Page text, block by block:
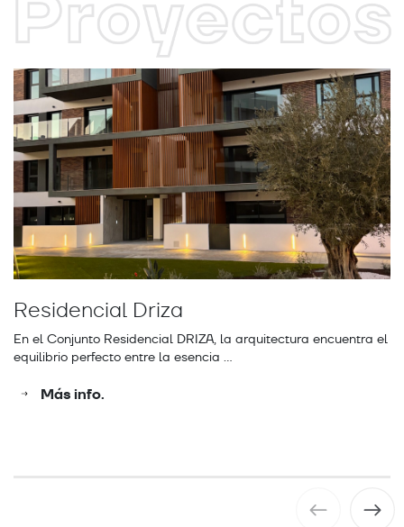
Residencial Driza
En el Conjunto Residencial DRIZA, la arquitectura encuentra el
equilibrio perfecto entre la esencia …
Más info.